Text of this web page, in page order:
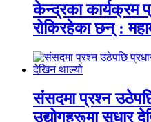
केन्द्रका कार्यक्रम
रोकिरहेका छन् :
संसदमा प्रश्न
उद्योगहरूमा सुधार